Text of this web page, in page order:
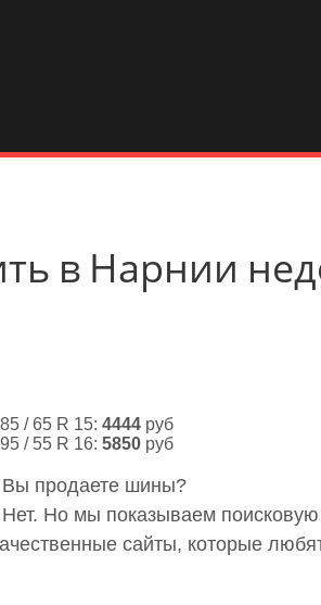
в Нарнии
/ 65 R 15: 4444 руб
/ 55 R 16: 5850 руб
продаете шины?
Но мы показываем
сайты, которые